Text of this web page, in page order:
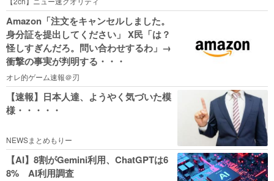
Amazon「注文をキャンセルしました。
身分証を提出してください」 X民「は？
怪しすぎんだろ。問い合わせするわ」→
衝撃の事実が判明する・・・
オレ的ゲーム速報＠刃
【速報】日本人達、ようやく気づいた模
様・・・・・
NEWSまとめもりー
【AI】8割がGemini利用、ChatGPTは6
8% AI利用調査